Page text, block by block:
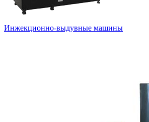
Инжекционно-выдувные машины